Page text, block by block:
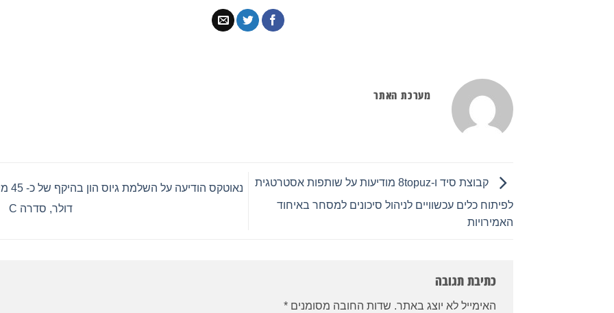
מערכת האתר
קבוצת סיד ו-8topuz מודיעות על שותפות אסטרטגית
לפיתוח כלים עכשוויים לניהול סיכונים למסחר באיחוד
האמירויות
נאוטקס
דולר, סדרה C
כתיבת תגובה
האימייל לא יוצג באתר. שדות החובה מסומנים *